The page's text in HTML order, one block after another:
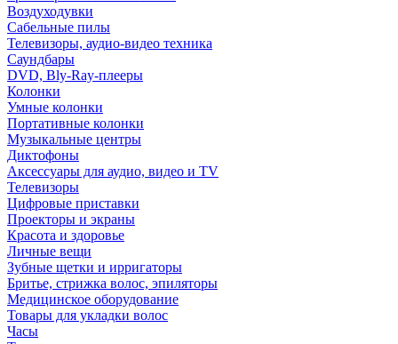
Воздуходувки
Сабельные пилы
Телевизоры, аудио-видео техника
Саундбары
DVD, Bly-Ray-плееры
Колонки
Умные колонки
Портативные колонки
Музыкальные центры
Диктофоны
Аксессуары для аудио, видео и TV
Телевизоры
Цифровые приставки
Проекторы и экраны
Красота и здоровье
Личные вещи
Зубные щетки и ирригаторы
Бритье, стрижка волос, эпиляторы
Медицинское оборудование
Товары для укладки волос
Часы